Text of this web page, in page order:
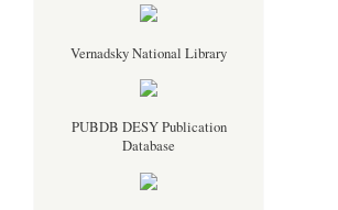
Vernadsky National Library
PUBDB DESY Publication
Database